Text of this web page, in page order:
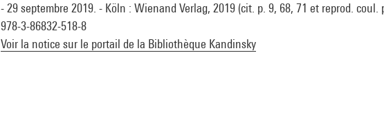
- 29 septembre 2019. - Köln : Wienand Verlag, 2019 (cit. p. 9, 68, 71 et reprod. coul.
978-3-86832-518-8
Voir la notice sur le portail de la Bibliothèque Kandinsky